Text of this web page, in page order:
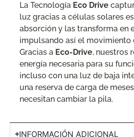
La Tecnología Eco Drive
luz gracias a células solares
absorción y las transforma en
impulsando así el movimiento
Gracias a Eco-Drive, nuestros
energía necesaria para su
incluso con una luz de baja
una reserva de carga de
necesitan cambiar la pila.
INFORMACIÓN ADICIONAL